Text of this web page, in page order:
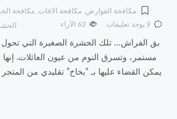
مكافحة القوارض ,مكافحة الافات ,مكافحة
لا يوجد تعليقات الآراء
بق الفراش… تلك الحشرة الصغيرة التي تحول
مستمر، وتسرق النوم من عيون العائلات.
يمكن القضاء عليها بـ “بخاخ” تقليدي من